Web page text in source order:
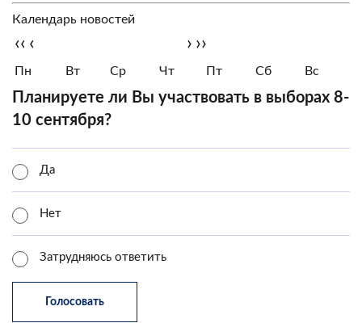
Календарь новостей
‹‹ ‹ › ››
Пн Вт Ср Чт Пт Сб Вс
Планируете ли Вы участвовать в выборах 8-
10 сентября?
Да
Нет
Затрудняюсь ответить